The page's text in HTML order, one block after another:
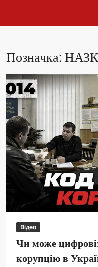
Позначка:НАЗК
Відео
Чи може
корупцію в